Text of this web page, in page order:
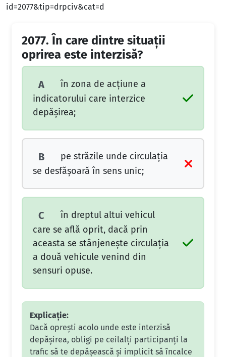
id=2077&tip=drpciv&cat=d
2077. În care dintre situaţii
oprirea este interzisă?
A
în zona de acţiune a
indicatorului care interzice
depăşirea;
B
pe străzile unde circulaţia
se desfăşoară în sens unic;
C
în dreptul altui vehicul
care se află oprit, dacă prin
aceasta se stânjeneşte circulaţia
a două vehicule venind din
sensuri opuse.
Explicație:
Dacă opreşti acolo unde este interzisă
depăşirea, obligi pe ceilalţi participanţi la
trafic să te depăşească şi implicit să încalce